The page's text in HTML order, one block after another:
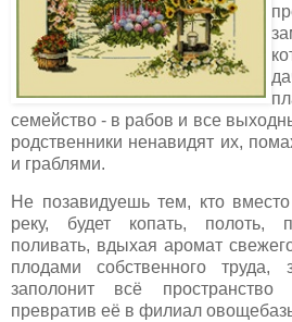
семейство - в рабов и все
родственники ненавидят их,
и граблями.
Не позавидуешь тем, кто
реку, будет копать, полоть,
поливать, вдыхая аромат
плодами собственного труда,
заполонит всё пространство
превратив её в филиал